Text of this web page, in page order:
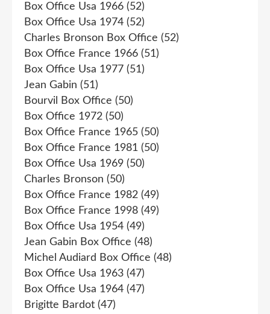
Box Office Usa 1966 (52)
Box Office Usa 1974 (52)
Charles Bronson Box Office (52)
Box Office France 1966 (51)
Box Office Usa 1977 (51)
Jean Gabin (51)
Bourvil Box Office (50)
Box Office 1972 (50)
Box Office France 1965 (50)
Box Office France 1981 (50)
Box Office Usa 1969 (50)
Charles Bronson (50)
Box Office France 1982 (49)
Box Office France 1998 (49)
Box Office Usa 1954 (49)
Jean Gabin Box Office (48)
Michel Audiard Box Office (48)
Box Office Usa 1963 (47)
Box Office Usa 1964 (47)
Brigitte Bardot (47)